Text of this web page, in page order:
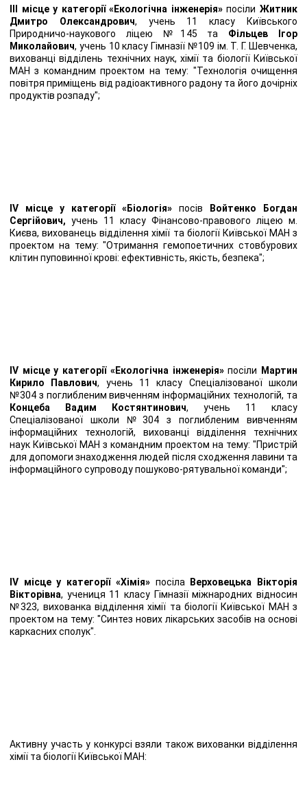
ІІІ місце у категорії «Екологічна інженерія»посілиЖитник
Дмитро Олександрович, учень 11 класу Київського
Природничо-наукового ліцею №145 та Фільцев Ігор
Миколайович, учень 10 класу Гімназії №109 ім. Т. Г. Шевченка,
вихованці відділень технічних наук, хімії та біології Київської
МАН з командним проектом на тему: "Технологія очищення
повітря приміщень від радіоактивного радону та його дочірніх
продуктів розпаду";
IV місце у категорії «Біологія» посів
Войтенко Богдан
Сергійович, учень 11 класу Фінансово-правового ліцею м.
Києва, вихованець відділення хімії та біології Київської МАН з
проектом на тему: "Отримання гемопоетичних стовбурових
клітин пуповинної крові: ефективність, якість, безпека";
IV місце у категорії «Екологічна інженерія»посіли
Мартин
Кирило Павлович, учень 11 класу Спеціалізованої школи
№304 з поглибленим вивченням інформаційних технологій, та
Концеба Вадим Костянтинович, учень 11 класу
Спеціалізованої школи №304 з поглибленим вивченням
інформаційних технологій, вихованці відділення технічних
наук Київської МАН з командним проектом на тему: "Пристрій
для допомоги знаходження людей після сходження лавини та
інформаційного супроводу пошуково-рятувальної команди";
IV місце у категорії «Хімія» посіла
Верховецька Вікторія
Вікторівна, учениця 11 класу Гімназії міжнародних відносин
№323, вихованка відділення хімії та біології Київської МАН з
проектом на тему: "Синтез нових лікарських засобів на основі
каркасних сполук".
Активну участь у конкурсі взяли також вихованки відділення
хімії та біології Київської МАН: